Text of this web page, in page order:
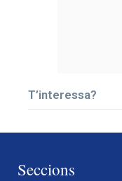
T’interessa?
Seccions